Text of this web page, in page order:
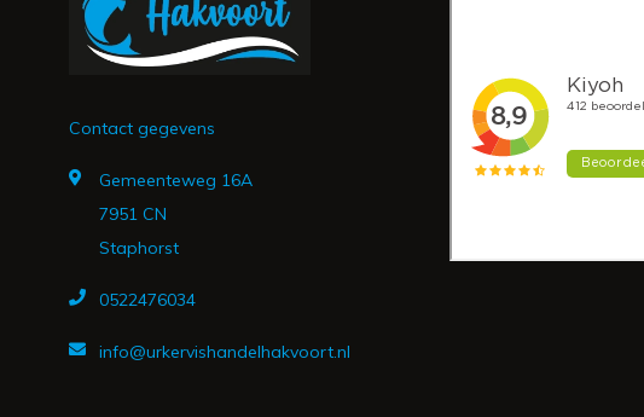
Contact gegevens
Gemeenteweg 16A
7951 CN
Staphorst
0522476034
info@urkervishandelhakvoort.nl